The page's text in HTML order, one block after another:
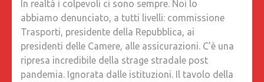
In realtà i colpevoli ci sono sempre. Noi lo
abbiamo denunciato, a tutti livelli: commissione
Trasporti, presidente della Repubblica, ai
presidenti delle Camere, alle assicurazioni. C’è una
ripresa incredibile della strage stradale post
pandemia. Ignorata dalle istituzioni. Il tavolo della